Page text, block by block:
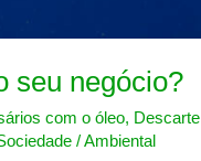
seu negócio?
com o óleo, Descarte
/Ambiental